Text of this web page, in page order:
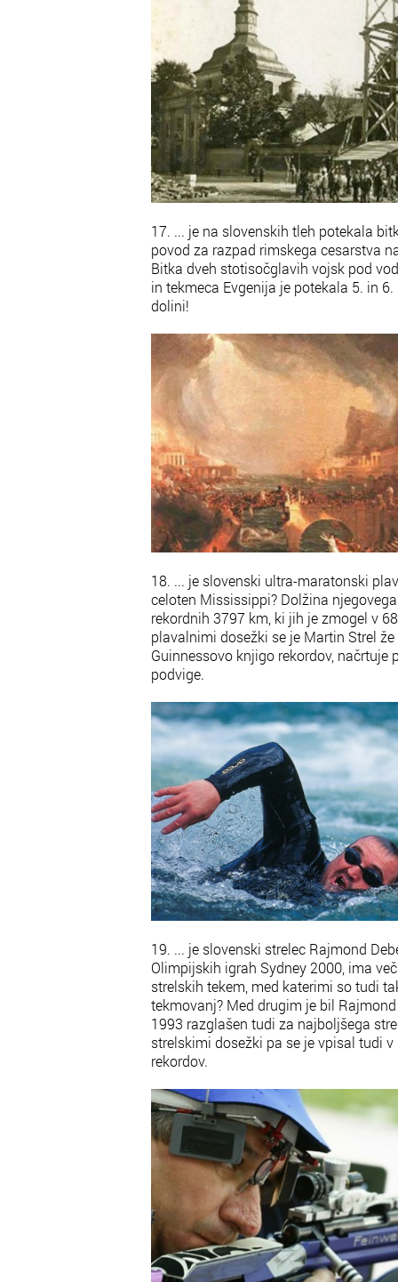
17. ... je na slovenskih tleh potekala
povod za razpad rimskega cesarstva
Bitka dveh stotisočglavih vojsk pod
in tekmeca Evgenija je potekala 5. in
dolini!
18. ... je slovenski ultra-maratonski
celoten Mississippi? Dolžina
rekordnih 3797 km, ki jih je zmogel v
plavalnimi dosežki se je Martin Strel
Guinnessovo knjigo rekordov, načrtuje
podvige.
19. ... je slovenski strelec Rajmond
Olimpijskih igrah Sydney 2000, ima
strelskih tekem, med katerimi so tudi
tekmovanj? Med drugim je bil
1993 razglašen tudi za najboljšega
strelskimi dosežki pa se je vpisal tudi
rekordov.